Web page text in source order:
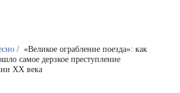
/ «Великое ограбление поезда»: как
самое дерзкое преступление
XX века